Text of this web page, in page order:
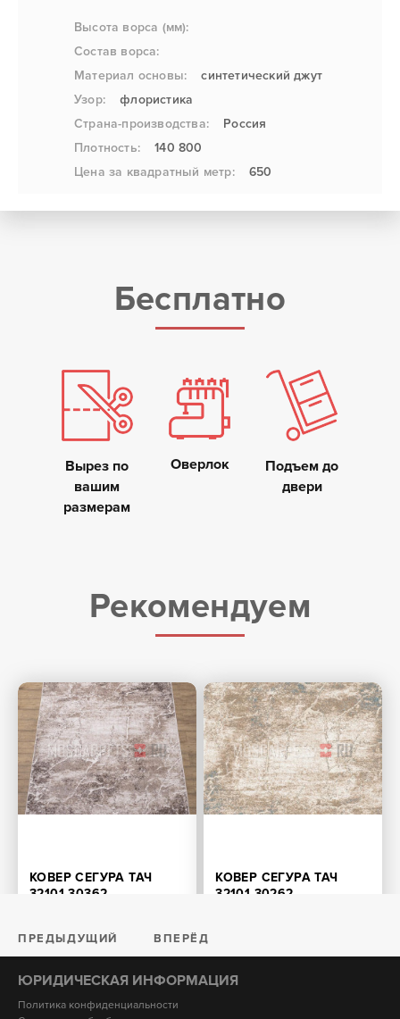
Высота ворса (мм):
Состав ворса:
Материал основы:
синтетический джут
Узор:
флористика
Страна-производства:
Россия
Плотность:
140 800
Цена за квадратный метр:
650
Бесплатно
Вырез по
вашим
размерам
Оверлок
Подъем до
двери
Рекомендуем
КОВЕР СЕГУРА ТАЧ
32101-30362
КОВЕР СЕГУРА ТАЧ
32101-30262
ПРЕДЫДУЩИЙ ВПЕРЁД
ЮРИДИЧЕСКАЯ ИНФОРМАЦИЯ
Политика конфиденциальности